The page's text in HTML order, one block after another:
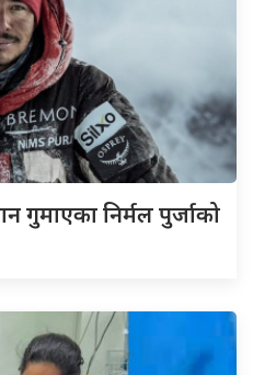
गुमाएका निर्मल पुर्जाको